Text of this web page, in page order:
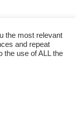
the most relevant
and repeat
the use of ALL the